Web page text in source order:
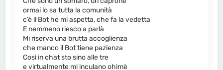
ormai lo sa tutta la comunità
c’è il Bot he mi aspetta, che fa la vedetta
E nemmeno riesco a parlà
Mi riserva una brutta accoglienza
che manco il Bot tiene pazienza
Così in chat sto sino alle tre
e virtualmente mi inculano ohimè